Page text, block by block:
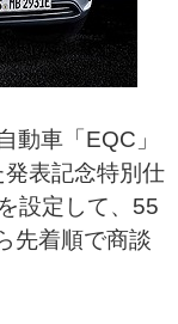
動車「EQC」
表記念特別仕
設定して、55
先着順で商談